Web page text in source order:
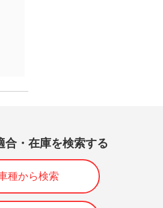
合・在庫を検索する
種から検索